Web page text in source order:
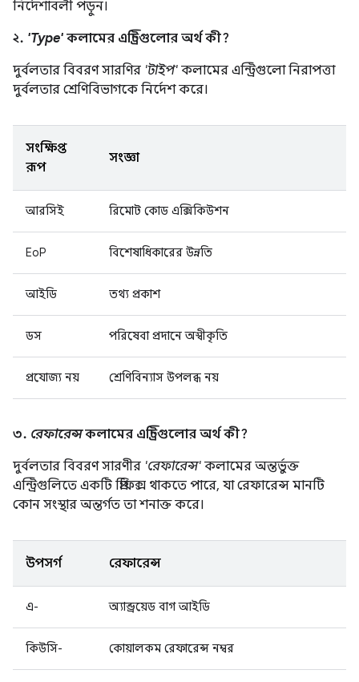
নির্দেশাবলী পড়ুন।
২. 'Type' কলামের এন্ট্রিগুলোর অর্থ কী?
দুর্বলতার বিবরণ সারণির 'টাইপ' কলামের এন্ট্রিগুলো নিরাপত্তা
দুর্বলতার শ্রেণিবিভাগকে নির্দেশ করে।
সংক্ষিপ্ত
রূপ
সংজ্ঞা
আরসিই রিমোট কোড এক্সিকিউশন
EoP বিশেষাধিকারের উন্নতি
আইডি তথ্য প্রকাশ
ডস পরিষেবা প্রদানে অস্বীকৃতি
প্রযোজ্য নয় শ্রেণিবিন্যাস উপলব্ধ নয়
৩. রেফারেন্সকলামের এন্ট্রিগুলোর অর্থ কী?
দুর্বলতার বিবরণ সারণীর 'রেফারেন্স' কলামের অন্তর্ভুক্ত
এন্ট্রিগুলিতে একটি প্রিফিক্স থাকতে পারে, যা রেফারেন্স মানটি
কোন সংস্থার অন্তর্গত তা শনাক্ত করে।
উপসর্গ রেফারেন্স
এ- অ্যান্ড্রয়েড বাগ আইডি
কিউসি- কোয়ালকম রেফারেন্স নম্বর